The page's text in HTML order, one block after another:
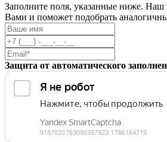
Заполните поля, указанные ниже. Наш
Вами и поможет подобрать
Защита от автоматического